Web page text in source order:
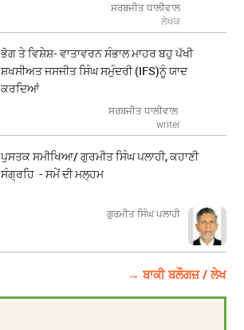
ਸਰਬਜੀਤ ਧਾਲੀਵਾਲ
ਲੇਖਕ
ਭੋਗ ਤੇ ਵਿਸ਼ੇਸ਼- ਵਾਤਾਵਰਨ ਸੰਭਾਲ ਮਾਹਰ ਬਹੁ ਪੱਖੀ
ਸ਼ਖਸੀਅਤ ਜਸਜੀਤ ਸਿੰਘ ਸਮੁੰਦਰੀ (IFS)ਨੂੰ ਯਾਦ
ਕਰਦਿਆਂ
ਸਰਬਜੀਤ ਧਾਲੀਵਾਲ
writer
ਪੁਸਤਕ ਸਮੀਖਿਆ/ ਗੁਰਮੀਤ ਸਿੰਘ ਪਲਾਹੀ, ਕਹਾਣੀ
ਸੰਗ੍ਰਹਿ - ਸਮੇਂ ਦੀ ਮਲ੍ਹਮ
ਗੁਰਮੀਤ ਸਿੰਘ ਪਲਾਹੀ
→ ਬਾਕੀ ਬਲੌਗਜ਼ / ਲੇਖ